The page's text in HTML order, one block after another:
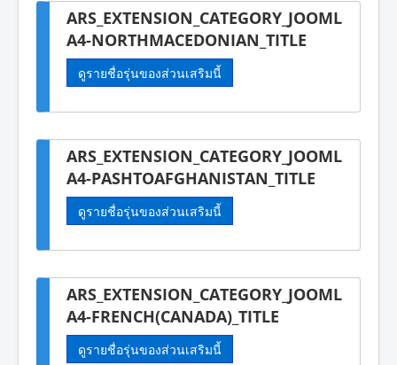
ARS_EXTENSION_CATEGORY_JOOML
A4-NORTHMACEDONIAN_TITLE
ดูรายชื่อรุ่นของส่วนเสริมนี้
ARS_EXTENSION_CATEGORY_JOOML
A4-PASHTOAFGHANISTAN_TITLE
ดูรายชื่อรุ่นของส่วนเสริมนี้
ARS_EXTENSION_CATEGORY_JOOML
A4-FRENCH(CANADA)_TITLE
ดูรายชื่อรุ่นของส่วนเสริมนี้